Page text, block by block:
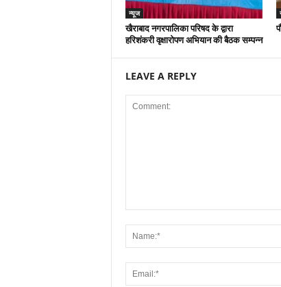
न्यूज
खैराबाद नगरपालिका परिषद के द्वारा
हरिशंकरी वृक्षारोपण अभियान की बैठक सम्पन्न
LEAVE A REPLY